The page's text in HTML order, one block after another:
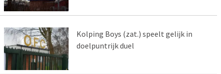
Kolping Boys (zat.) speelt gelijk in
doelpuntrijk duel